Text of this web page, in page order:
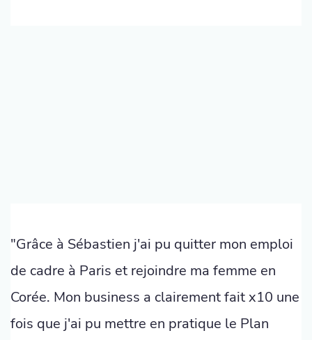
"Grâce à Sébastien j'ai pu quitter mon emploi
de cadre à Paris et rejoindre ma femme en
Corée. Mon business a clairement fait x10 une
fois que j'ai pu mettre en pratique le Plan